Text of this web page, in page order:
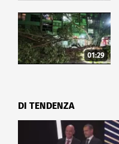
01:29
DI TENDENZA